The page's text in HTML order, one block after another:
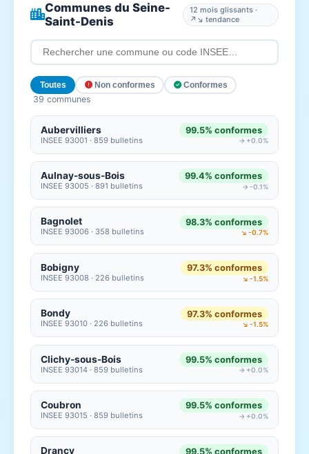
Communes du Seine-
Saint-Denis
12 mois glissants ·
↗↘ tendance
Toutes Non conformes Conformes
39 communes
Aubervilliers
INSEE 93001 · 859 bulletins
99.5% conformes
→ +0.0%
Aulnay-sous-Bois
INSEE 93005 · 891 bulletins
99.4% conformes
→ -0.1%
Bagnolet
INSEE 93006 · 358 bulletins
98.3% conformes
↘ -0.7%
Bobigny
INSEE 93008 · 226 bulletins
97.3% conformes
↘ -1.5%
Bondy
INSEE 93010 · 226 bulletins
97.3% conformes
↘ -1.5%
Clichy-sous-Bois
INSEE 93014 · 859 bulletins
99.5% conformes
→ +0.0%
Coubron
INSEE 93015 · 859 bulletins
99.5% conformes
→ +0.0%
Drancy 99.5% conformes